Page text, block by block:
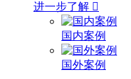
进一步了解 
国内案例
国外案例